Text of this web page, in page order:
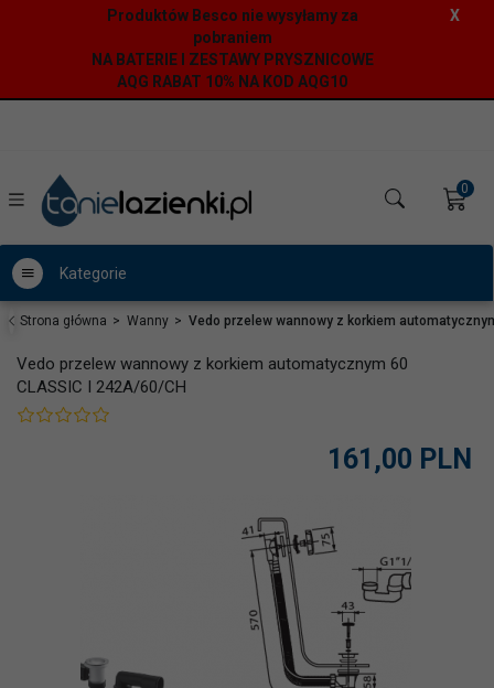
Produktów Besco nie wysyłamy za
pobraniem
NA BATERIE I ZESTAWY PRYSZNICOWE
AQG RABAT 10% NA KOD AQG10
X
0
Kategorie
Strona główna Wanny Vedo przelew wannowy z korkiem
Vedo przelew wannowy z korkiem automatycznym 60
CLASSIC I 242A/60/CH
161,00 PLN